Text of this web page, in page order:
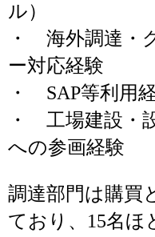
ル）
・ 海外調達・
ー対応経験
・ SAP等利用
・ 工場建設・
への参画経験
調達部門は購買
ており、15名ほ